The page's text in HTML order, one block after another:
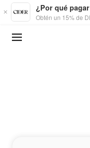
Skip to main content
¿Por qué
Obtén un 15% de